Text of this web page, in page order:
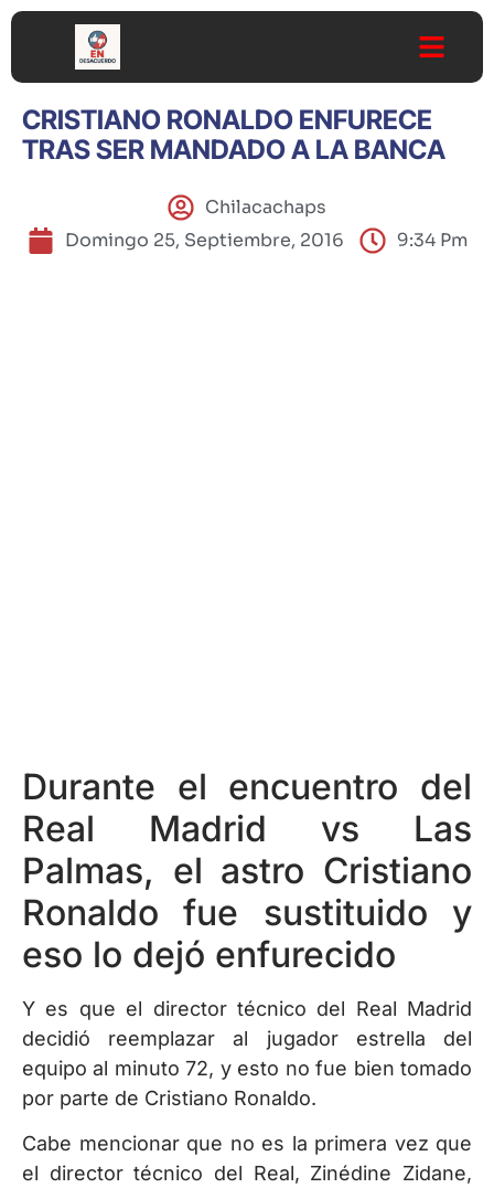
CRISTIANO RONALDO ENFURECE
TRAS SER MANDADO A LA BANCA
Chilacachaps
Domingo 25, Septiembre, 2016
9:34 Pm
Durante el encuentro del
Real Madrid vs Las
Palmas, el astro Cristiano
Ronaldo fue sustituido y
eso lo dejó enfurecido
Y es que el director técnico del Real Madrid
decidió reemplazar al jugador estrella del
equipo al minuto 72, y esto no fue bien tomado
por parte de Cristiano Ronaldo.
Cabe mencionar que no es la primera vez que
el director técnico del Real, Zinédine Zidane,